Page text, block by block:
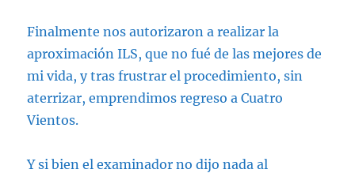
Finalmente nos autorizaron a realizar la
aproximación ILS, que no fué de las mejores de
mi vida, y tras frustrar el procedimiento, sin
aterrizar, emprendimos regreso a Cuatro
Vientos.
Y si bien el examinador no dijo nada al